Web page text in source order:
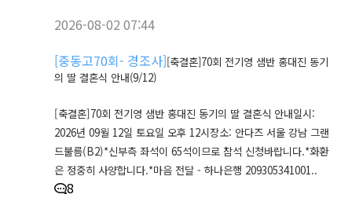
2026-08-02 07:44
[중동고70회- 경조사][축결혼]70회 전기영 샘반 홍대진 동기
의 딸 결혼식 안내(9/12)
[축결혼]70회 전기영 샘반 홍대진 동기의 딸 결혼식 안내일시:
2026년 09월 12일 토요일 오후 12시장소: 안다즈 서울 강남 그랜
드불름(B2)*신부측 좌석이 65석이므로 참석 신청바랍니다.*화환
은 정중히 사양합니다.*마음 전달 - 하나은행 209305341001..
8